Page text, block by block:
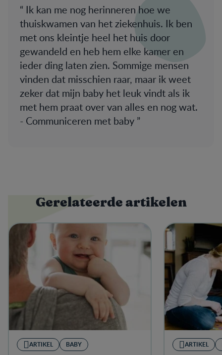
Ik kan me nog herinneren hoe we
thuiskwamen van het ziekenhuis. Ik ben
met ons kleintje heel het huis door
gewandeld en heb hem elke kamer en
ieder ding laten zien. Sommige mensen
vinden dat misschien raar, maar ik weet
zeker dat mijn baby het leuk vindt als ik
met hem praat over van alles en nog wat.
- Communiceren met baby
Gerelateerde artikelen
ARTIKEL BABY ARTIKEL